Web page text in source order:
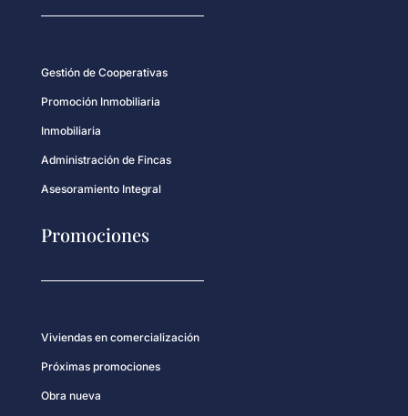
Gestión de Cooperativas
Promoción Inmobiliaria
Inmobiliaria
Administración de Fincas
Asesoramiento Integral
Promociones
Viviendas en comercialización
Próximas promociones
Obra nueva